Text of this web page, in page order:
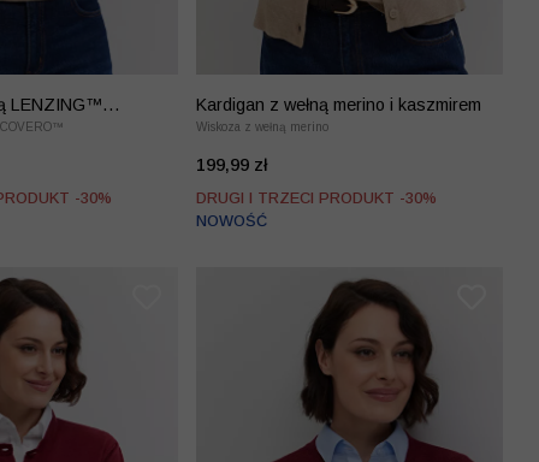
LENZING™
-30%
Kardigan z wełną merino i kaszmirem
Wiskoza z wełną merino
199,99 zł
DRUGI I TRZECI PRODUKT -30%
NOWOŚĆ